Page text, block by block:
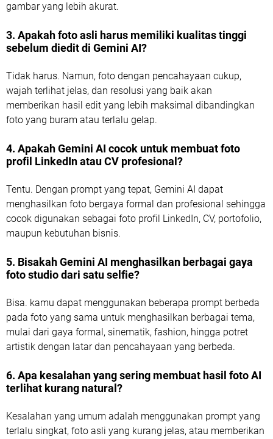
gambar yang lebih akurat.
3. Apakah foto asli harus memiliki kualitas tinggi
sebelum diedit di Gemini AI?
Tidak harus. Namun, foto dengan pencahayaan cukup,
wajah terlihat jelas, dan resolusi yang baik akan
memberikan hasil edit yang lebih maksimal dibandingkan
foto yang buram atau terlalu gelap.
4. Apakah Gemini AI cocok untuk membuat foto
profil LinkedIn atau CV profesional?
Tentu. Dengan prompt yang tepat, Gemini AI dapat
menghasilkan foto bergaya formal dan profesional sehingga
cocok digunakan sebagai foto profil LinkedIn, CV, portofolio,
maupun kebutuhan bisnis.
5. Bisakah Gemini AI menghasilkan berbagai gaya
foto studio dari satu selfie?
Bisa. kamu dapat menggunakan beberapa prompt berbeda
pada foto yang sama untuk menghasilkan berbagai tema,
mulai dari gaya formal, sinematik, fashion, hingga potret
artistik dengan latar dan pencahayaan yang berbeda.
6. Apa kesalahan yang sering membuat hasil foto AI
terlihat kurang natural?
Kesalahan yang umum adalah menggunakan prompt yang
terlalu singkat, foto asli yang kurang jelas, atau memberikan